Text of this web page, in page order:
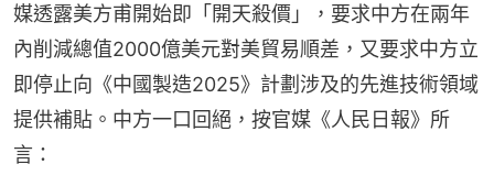
媒透露美方甫開始即「開天殺價」，要求中方在兩年
內削減總值2000億美元對美貿易順差，又要求中方立
即停止向《中國製造2025》計劃涉及的先進技術領域
提供補貼。中方一口回絕，按官媒《人民日報》所
言：